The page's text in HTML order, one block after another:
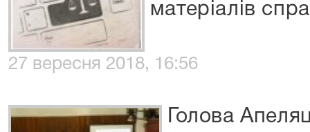
матеріалів
27 вересня 2018, 16:56
Голова